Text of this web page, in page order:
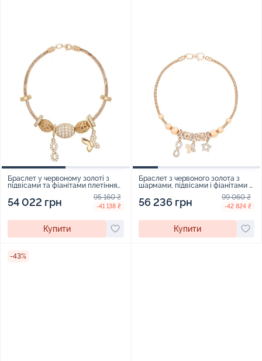
Браслет у червоному золоті з
підвісами та фіанітами плетіння
54 022 грн 95 160 ₴
-41 138 ₴
Купити
Браслет з червоного золота з
шармами, підвісами і фіанітами -
56 236 грн 99 060 ₴
-42 824 ₴
Купити
-43%